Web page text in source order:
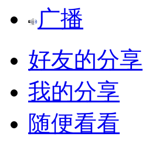
广播
好友的分享
我的分享
随便看看